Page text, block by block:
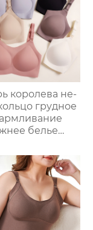
королева не-
грудное
белье
небольшой
грудное
плюс
бюстгальтер